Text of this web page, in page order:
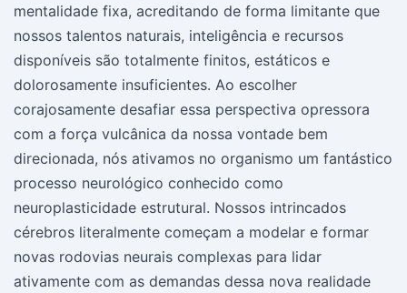
mentalidade fixa, acreditando de forma limitante que
nossos talentos naturais, inteligência e recursos
disponíveis são totalmente finitos, estáticos e
dolorosamente insuficientes. Ao escolher
corajosamente desafiar essa perspectiva opressora
com a força vulcânica da nossa vontade bem
direcionada, nós ativamos no organismo um fantástico
processo neurológico conhecido como
neuroplasticidade estrutural. Nossos intrincados
cérebros literalmente começam a modelar e formar
novas rodovias neurais complexas para lidar
ativamente com as demandas dessa nova realidade